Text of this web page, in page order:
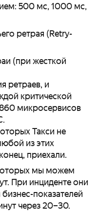
500 мс, 1000 мс,
ретрая (Retry-
(при жесткой
ретраев, и
критической
микросервисов
Такси не
из этих
приехали.
мы можем
При инциденте они
показателей
через 20–30.